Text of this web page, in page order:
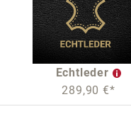
Echtleder
289,90 €*